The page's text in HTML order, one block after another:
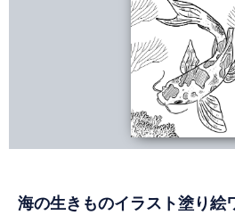
海の生きものイラスト塗り絵